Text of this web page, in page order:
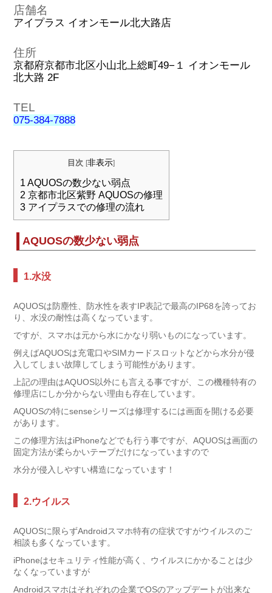
店舗名
アイプラス イオンモール北大路店
住所
京都府京都市北区小山北上総町49−１ イオンモール
北大路 2F
TEL
075-384-7888
目次 [非表示]
1 AQUOSの数少ない弱点
2 京都市北区紫野 AQUOSの修理
3アイプラスでの修理の流れ
AQUOSの数少ない弱点
1.水没
AQUOSは防塵性、防水性を表すIP表記で最高のIP68を誇ってお
り、水没の耐性は高くなっています。
ですが、スマホは元から水にかなり弱いものになっています。
例えばAQUOSは充電口やSIMカードスロットなどから水分が侵
入してしまい故障してしまう可能性があります。
上記の理由はAQUOS以外にも言える事ですが、この機種特有の
修理店にしか分からない理由も存在しています。
AQUOSの特にsenseシリーズは修理するには画面を開ける必要
があります。
この修理方法はiPhoneなどでも行う事ですが、AQUOSは画面の
固定方法が柔らかいテープだけになっていますので
水分が侵入しやすい構造になっています！
2.ウイルス
AQUOSに限らずAndroidスマホ特有の症状ですがウイルスのご
相談も多くなっています。
iPhoneはセキュリティ性能が高く、ウイルスにかかることは少
なくなっていますが
Androidスマホはそれぞれの企業でOSのアップデートが出来な